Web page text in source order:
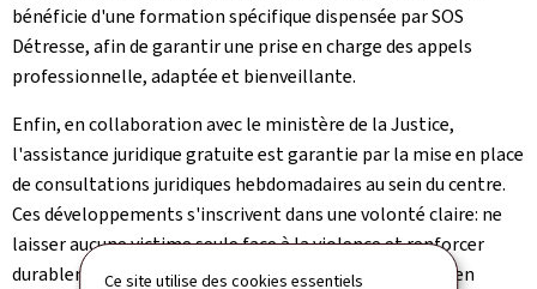
Ce site utilise des cookies essentiels
bénéficie d'une formation spécifique dispensée par SOS
Détresse, afin de garantir une prise en charge des appels
professionnelle, adaptée et bienveillante.
Enfin, en collaboration avec le ministère de la Justice,
l'assistance juridique gratuite est garantie par la mise en place
de consultations juridiques hebdomadaires au sein du centre.
Ces développements s'inscrivent dans une volonté claire: ne
laisser aucune victime seule face à la violence et renforcer
durablement le dispositif national de prise en charge, en